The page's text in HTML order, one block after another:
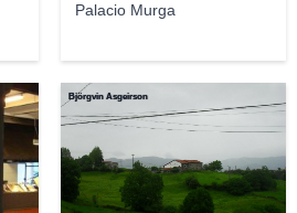
Palacio Murga
Björgvin Asgeirson